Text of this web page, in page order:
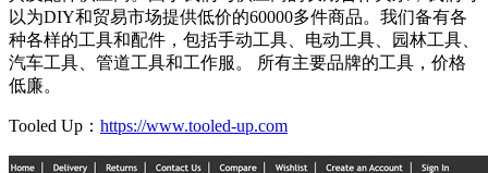
以为DIY和贸易市场提供低价的60000多件商品。我们备有各
种各样的工具和配件，包括手动工具、电动工具、园林工具、
汽车工具、管道工具和工作服。 所有主要品牌的工具，价格
低廉。
Tooled Up： https://www.tooled-up.com